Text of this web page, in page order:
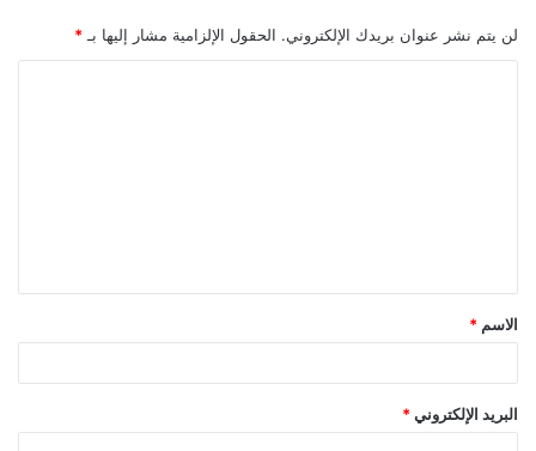
لن يتم نشر عنوان بريدك الإلكتروني. الحقول الإلزامية مشار إليها بـ *
ق
*
الاسم *
البريد الإلكتروني *